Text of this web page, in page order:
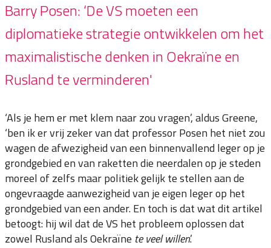
Barry Posen: ‘De VS moeten een
diplomatieke strategie ontwikkelen om het
maximalistische denken in Oekraïne en
Rusland te verminderen'
‘Als je hem er met klem naar zou vragen’, aldus Greene,
‘ben ik er vrij zeker van dat professor Posen het niet zou
wagen de afwezigheid van een binnenvallend leger op je
grondgebied en van raketten die neerdalen op je steden
moreel of zelfs maar politiek gelijk te stellen aan de
ongevraagde aanwezigheid van je eigen leger op het
grondgebied van een ander. En toch is dat wat dit artikel
betoogt: hij wil dat de VS het probleem oplossen dat
zowel Rusland als Oekraïne te veel willen.’